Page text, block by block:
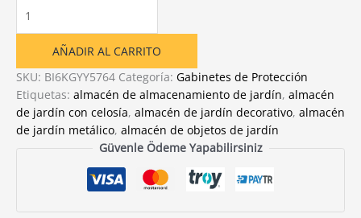
de
Decorativo
cantidad
AÑADIR AL CARRITO
SKU: BI6KGYY5764 Categoría: Gabinetes de Protección
Etiquetas: almacén de almacenamiento de jardín, almacén
de jardín con celosía, almacén de jardín decorativo, almacén
de jardín metálico, almacén de objetos de jardín
Güvenle Ödeme Yapabilirsiniz